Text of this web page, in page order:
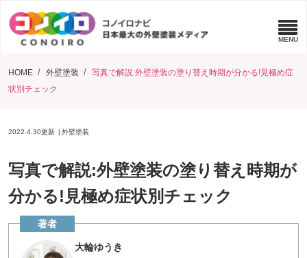
HOME 外壁塗装
写真で解説:外壁塗装の塗り替え時期が分かる!見極め症
状別チェック
2022.4.30更新 外壁塗装
写真で解説:外壁塗装の塗り替え時期が
分かる!見極め症状別チェック
大輪ゆうき